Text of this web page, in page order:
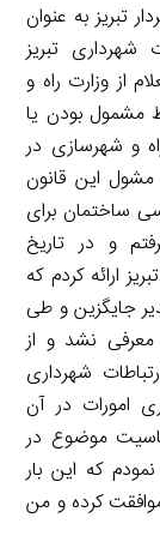
تبریز به عنوان
شهرداری تبریز
به استعلام از وزارت راه و
بودن یا
و شهرسازی در
مشول این قانون
ساختمان برای
و در تاریخ
ارائه کردم که
جایگزین و طی
معرفی نشد و از
شهرداری
امورات در آن
موضوع در
نمودم که این بار
بنده موافقت کرده و من